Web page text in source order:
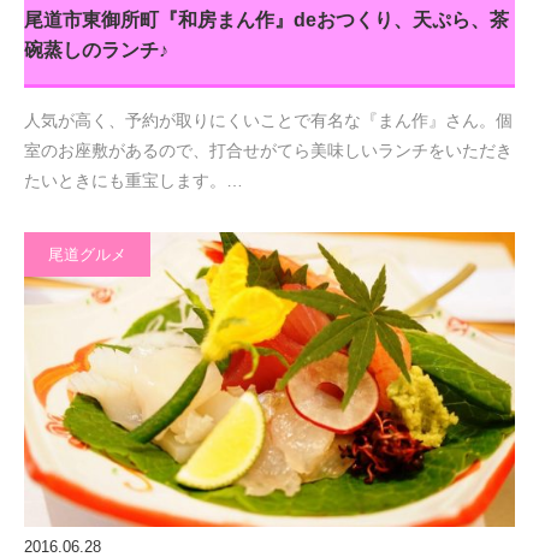
尾道市東御所町『和房まん作』deおつくり、天ぷら、茶
碗蒸しのランチ♪
人気が高く、予約が取りにくいことで有名な『まん作』さん。個
室のお座敷があるので、打合せがてら美味しいランチをいただき
たいときにも重宝します。…
尾道グルメ
2016.06.28